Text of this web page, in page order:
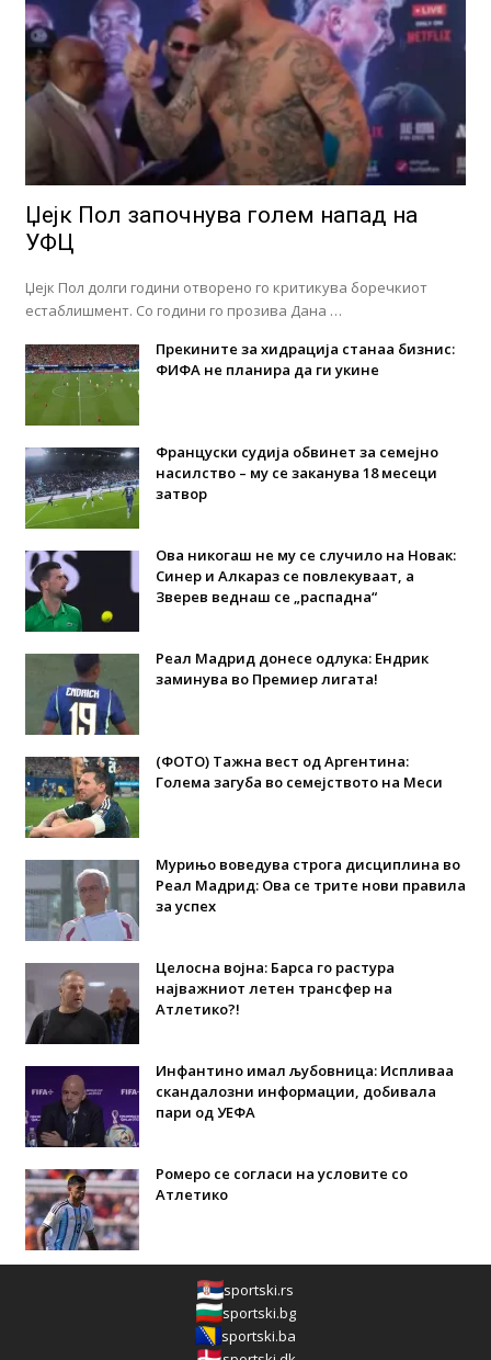
Џејк Пол започнува голем напад на
УФЦ
Џејк Пол долги години отворено го критикува боречкиот
естаблишмент. Со години го прозива Дана …
Прекините за хидрација станаа бизнис:
ФИФА не планира да ги укине
Француски судија обвинет за семејно
насилство – му се заканува 18 месеци
затвор
Ова никогаш не му се случило на Новак:
Синер и Алкараз се повлекуваат, а
Зверев веднаш се „распадна“
Реал Мадрид донесе одлука: Eндрик
заминува во Премиер лигата!
(ФОТО) Тажна вест од Аргентина:
Голема загуба во семејството на Меси
Мурињо воведува строга дисциплина во
Реал Мадрид: Ова се трите нови правила
за успех
Целосна војна: Барса го растура
најважниот летен трансфер на
Атлетико?!
Инфантино имал љубовница: Испливаа
скандалозни информации, добивала
пари од УЕФА
Ромеро се согласи на условите со
Атлетико
sportski.rs
sportski.bg
sportski.ba